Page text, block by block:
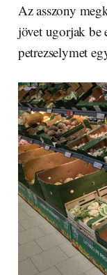
Az asszony
jövet ugorjak be
petrezselymet